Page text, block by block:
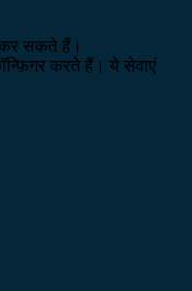
कर सकते हैं।
करते हैं। ये सेवाएं